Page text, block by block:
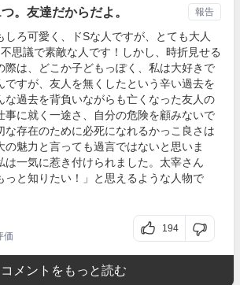
。友達だからだよ。
しろ可愛く、ドSな人ですが、とても大人
思議で素敵な人です！しかし、時折見せる
際は、どこか子どもっぽく、私は大好きで
ですが、友人を無くしたという辛い過去を
な過去を背負いながらも亡くなった友人の
事に就く一途さ、自分の危険を顧みないで
な存在のために必死になれるかっこ良さは
の魅力と言っても過言ではないと思いま
は一気に惹き付けられました。太宰さん
っと知りたい！」と思えるような人物で
価
194
報告
コメントをもっと読む